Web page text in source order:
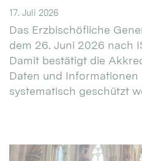
17. Juli 2026
Das Erzbischöfliche
dem 26. Juni 2026 nach
Damit bestätigt die
Daten und Informationen
systematisch geschützt